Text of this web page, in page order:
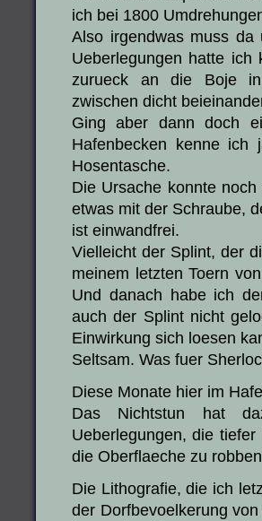
ich bei 1800
Also irgendwas muss
Ueberlegungen hatte
zurueck an die Boje
zwischen dicht
Ging aber dann doch
Hafenbecken kenne
Hosentasche.
Die Ursache konnte
etwas mit der Schraube,
ist einwandfrei.
Vielleicht der Splint, der
meinem letzten Toern
Und danach habe ich
auch der Splint nicht
Einwirkung sich loesen
Seltsam. Was fuer
Diese Monate hier im
Das Nichtstun hat
Ueberlegungen, die
die Oberflaeche zu
Die Lithografie, die ich
der Dorfbevoelkerung